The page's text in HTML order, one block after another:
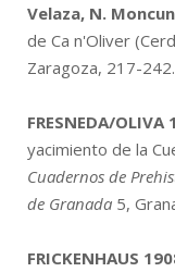
Velaza, N.
de Ca n'Oliver
Zaragoza, 217-242.
FRESNEDA/OLIVA
yacimiento de la
Cuadernos de
de Granada 5,
FRICKENHAUS